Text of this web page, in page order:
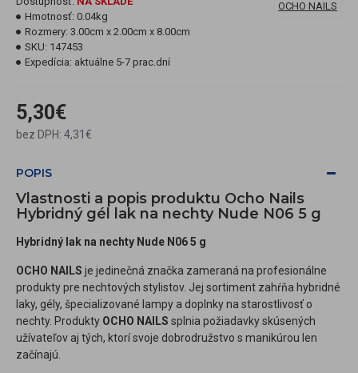
5,30€
bez DPH: 4,31€
Hmotnosť: 0.04kg
Rozmery: 3.00cm x 2.00cm x 8.00cm
SKU: 147453
Expedícia: aktuálne 5-7 prac.dní
OCHO NAILS
POPIS
Vlastnosti a popis produktu Ocho Nails
Hybridný gél lak na nechty Nude N06 5 g
Hybridný lak na nechty Nude N06 5 g
OCHO NAILS je jedinečná značka zameraná na profesionálne
produkty pre nechtových stylistov. Jej sortiment zahŕňa hybridné
laky, gély, špecializované lampy a doplnky na starostlivosť o
nechty. Produkty OCHO NAILS splnia požiadavky skúsených
užívateľov aj tých, ktorí svoje dobrodružstvo s manikúrou len
začínajú.